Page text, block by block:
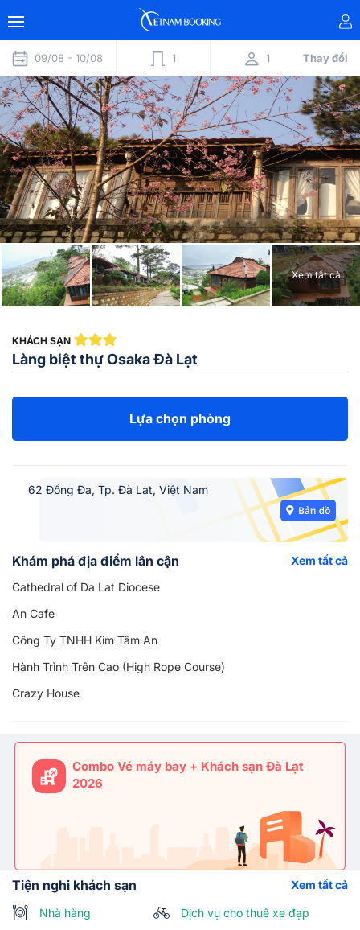
09/08 - 10/08 1 1 Thay đổi
Xem tất cả
KHÁCH SẠN
Làng biệt thự Osaka Đà Lạt
Lựa chọn phòng
62 Đống Đa, Tp. Đà Lạt, Việt Nam
Khám phá địa điểm lân cận
Xem tất cả
Cathedral of Da Lat Diocese
An Cafe
Công Ty TNHH Kim Tâm An
Hành Trình Trên Cao (High Rope Course)
Crazy House
Combo Vé máy bay + Khách sạn Đà Lạt
2026
Tiện nghi khách sạn Xem tất cả
Nhà hàng Dịch vụ cho thuê xe đạp